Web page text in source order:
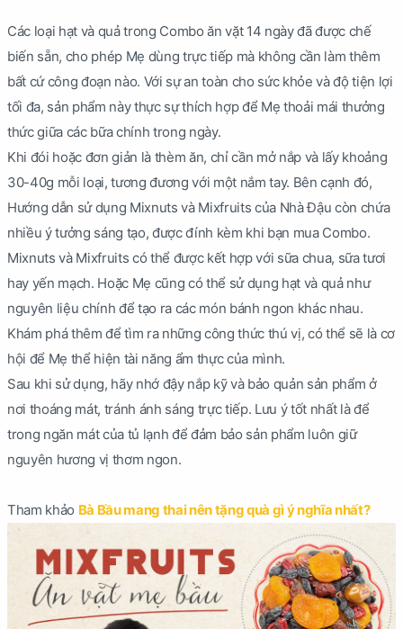
Các loại hạt và quả trong Combo ăn vặt 14 ngày đã được chế
biến sẵn, cho phép Mẹ dùng trực tiếp mà không cần làm thêm
bất cứ công đoạn nào. Với sự an toàn cho sức khỏe và độ tiện lợi
tối đa, sản phẩm này thực sự thích hợp để Mẹ thoải mái thưởng
thức giữa các bữa chính trong ngày.
Khi đói hoặc đơn giản là thèm ăn, chỉ cần mở nắp và lấy khoảng
30-40g mỗi loại, tương đương với một nắm tay. Bên cạnh đó,
Hướng dẫn sử dụng Mixnuts và Mixfruits của Nhà Đậu còn chứa
nhiều ý tưởng sáng tạo, được đính kèm khi bạn mua Combo.
Mixnuts và Mixfruits có thể được kết hợp với sữa chua, sữa tươi
hay yến mạch. Hoặc Mẹ cũng có thể sử dụng hạt và quả như
nguyên liệu chính để tạo ra các món bánh ngon khác nhau.
Khám phá thêm để tìm ra những công thức thú vị, có thể sẽ là cơ
hội để Mẹ thể hiện tài năng ẩm thực của mình.
Sau khi sử dụng, hãy nhớ đậy nắp kỹ và bảo quản sản phẩm ở
nơi thoáng mát, tránh ánh sáng trực tiếp. Lưu ý tốt nhất là để
trong ngăn mát của tủ lạnh để đảm bảo sản phẩm luôn giữ
nguyên hương vị thơm ngon.
Tham khảo Bà Bầu mang thai nên tặng quà gì ý nghĩa nhất?